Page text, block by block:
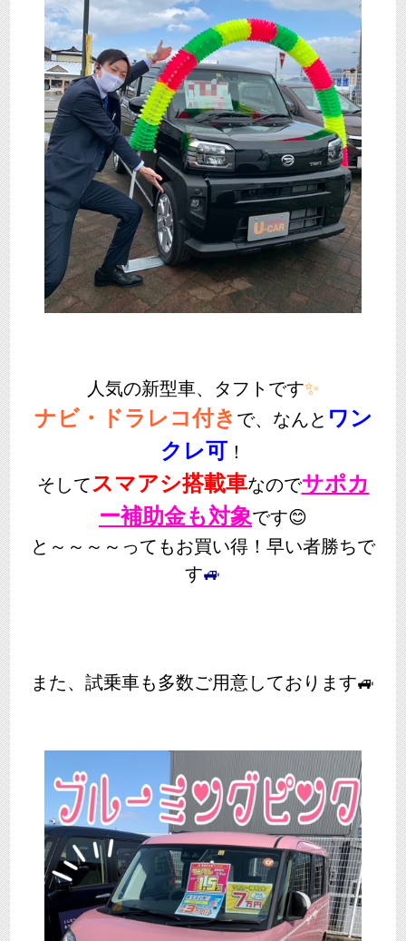
人気の新型車、タフトです✨
ナビ・ドラレコ付き で、なんと ワン
クレ可 ！
そしてスマアシ搭載車なのでサポカ
ー補助金も対象です😊
と～～～～ってもお買い得！早い者勝ちで
す🚙
また、試乗車も多数ご用意しております🚙